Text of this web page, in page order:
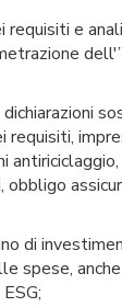
requisiti e
obbligo
di
spese,